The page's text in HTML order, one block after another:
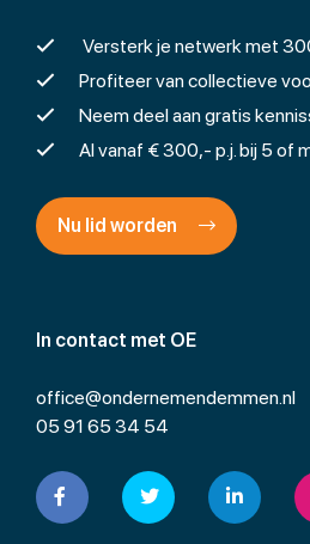
In contact met OE
office@ondernemendemmen.nl
05 91 65 34 54
Versterk je netwerk met
Profiteer van collectieve
Neem deel aan gratis
Al vanaf € 300,- p.j. bij 5 of
Nu lid worden